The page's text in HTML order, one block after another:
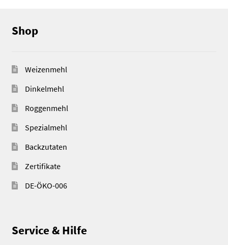
Shop
Weizenmehl
Dinkelmehl
Roggenmehl
Spezialmehl
Backzutaten
Zertifikate
DE-ÖKO-006
Service & Hilfe